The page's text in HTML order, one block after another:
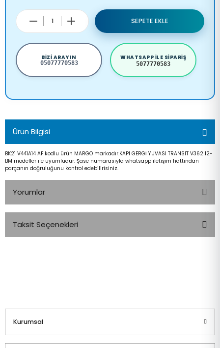
SEPETE EKLE
BIZI ARAYIN
05077770583
WHATSAPP ILE SIPARIŞ
5077770583
Ürün Bilgisi
BK21 V441A14 AF kodlu ürün MARGO markadır.KAPI GERGİ YUVASI TRANSIT V362 12-
BM modeller ile uyumludur. Şase numarasıyla whatsapp iletişim hattından
parçanın doğruluğunu kontrol edebilirisiniz.
Yorumlar
Taksit Seçenekleri
Kurumsal